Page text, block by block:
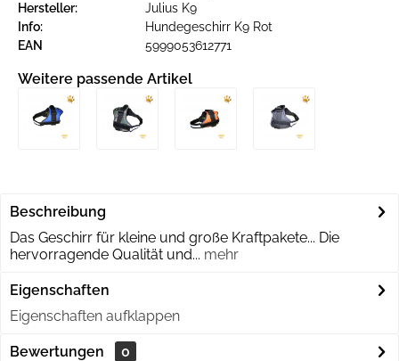
Hersteller:
Julius K9
Info:
Hundegeschirr K9 Rot
EAN
5999053612771
Weitere passende Artikel
Beschreibung
Das Geschirr für kleine und große Kraftpakete... Die
hervorragende Qualität und... mehr
Eigenschaften
Eigenschaften aufklappen
Bewertungen
0